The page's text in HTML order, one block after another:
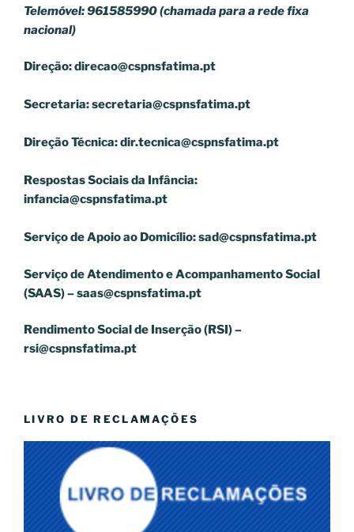
Telemóvel: 961585990 (chamada para a rede fixa
nacional)
Direção:direcao@cspnsfatima.pt
Secretaria:secretaria@cspnsfatima.pt
Direção Técnica:dir.tecnica@cspnsfatima.pt
Respostas Sociais da Infância:
infancia@cspnsfatima.pt
Serviço de Apoio ao Domicílio:sad@cspnsfatima.pt
Serviço de Atendimento e Acompanhamento Social
(SAAS) –saas@cspnsfatima.pt
Rendimento Social de Inserção (RSI) –
rsi@cspnsfatima.pt
LIVRO DE RECLAMAÇÕES